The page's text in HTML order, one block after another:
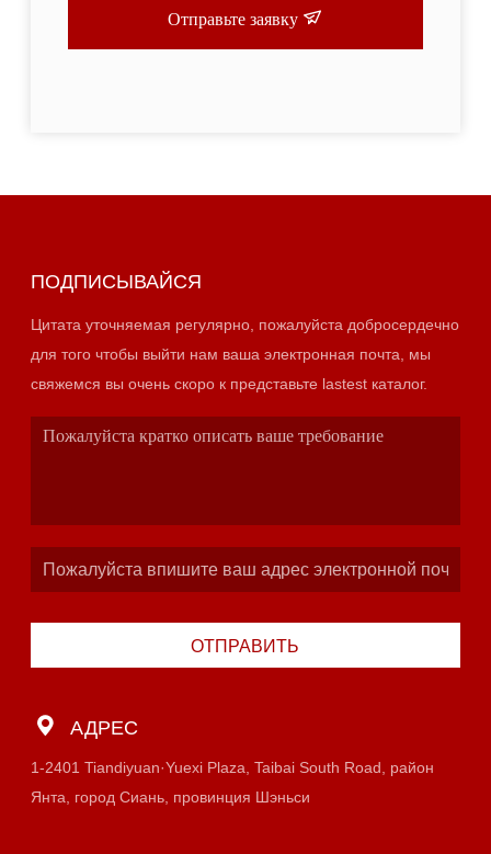
Отправьте заявку
ПОДПИСЫВАЙСЯ
Цитата уточняемая регулярно, пожалуйста добросердечно
для того чтобы выйти нам ваша электронная почта, мы
свяжемся вы очень скоро к представьте lastest каталог.
ОТПРАВИТЬ
АДРЕС
1-2401 Tiandiyuan·Yuexi Plaza, Taibai South Road, район
Янта, город Сиань, провинция Шэньси